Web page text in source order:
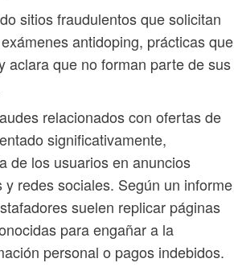
sitios fraudulentos que solicitan
antidoping, prácticas que
aclara que no forman parte de sus
relacionados con ofertas de
significativamente,
de los usuarios en anuncios
redes sociales. Según un informe
suelen replicar páginas
para engañar a la
personal o pagos indebidos.